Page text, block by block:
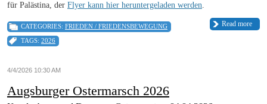
für Palästina, der Flyer kann hier heruntergeladen werden.
Read more
CATEGORIES: FRIEDEN / FRIEDENSBEWEGUNG
TAGS: 2026
4/4/2026 10:30 AM
Augsburger Ostermarsch 2026